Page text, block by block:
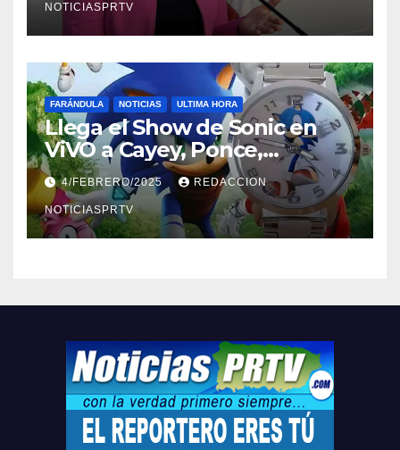
NOTICIASPRTV
FARÁNDULA NOTICIAS ULTIMA HORA
Llega el Show de Sonic en
ViVO a Cayey, Ponce,
Barceloneta y Humacao,
Relojes gratis para el que
compre ahora….
4/FEBRERO/2025 REDACCION
NOTICIASPRTV